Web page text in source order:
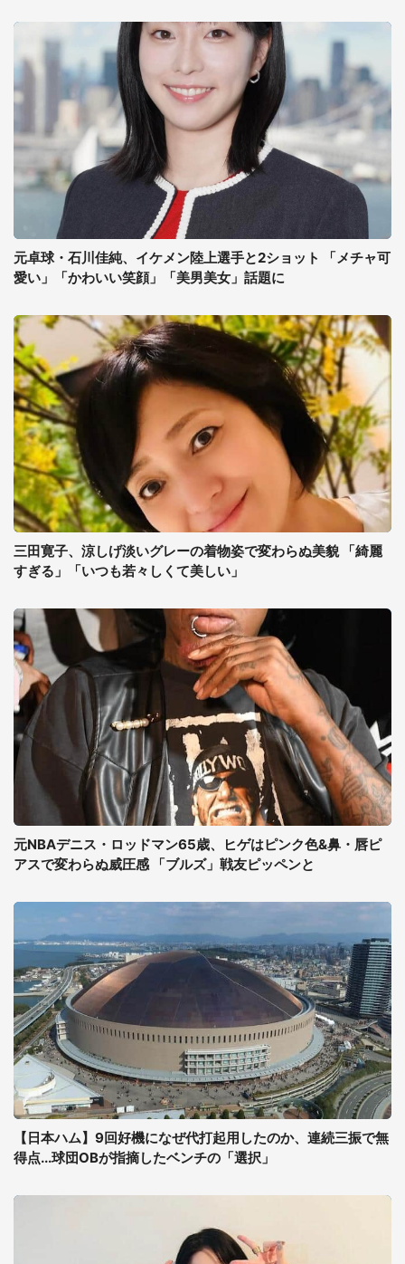
元卓球・石川佳純、イケメン陸上選手と2ショット 「メチャ可
愛い」「かわいい笑顔」「美男美女」話題に
三田寛子、涼しげ淡いグレーの着物姿で変わらぬ美貌 「綺麗
すぎる」「いつも若々しくて美しい」
元NBAデニス・ロッドマン65歳、ヒゲはピンク色&鼻・唇ピ
アスで変わらぬ威圧感 「ブルズ」戦友ピッペンと
【日本ハム】9回好機になぜ代打起用したのか、連続三振で無
得点...球団OBが指摘したベンチの「選択」